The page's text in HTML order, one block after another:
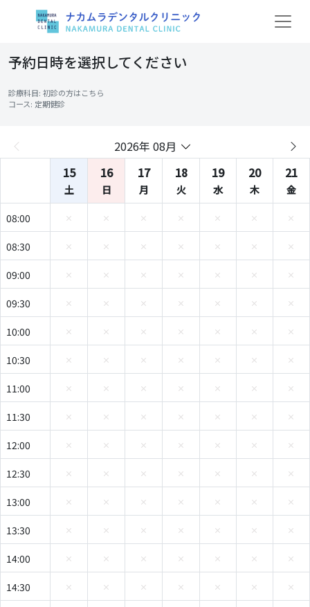
予約日時を選択してください
診療科目: 初診の方はこちら
コース: 定期健診
2026年 08月
15
土
16
日
17
月
18
火
19
水
20
木
21
金
08:00
08:30
09:00
09:30
10:00
10:30
11:00
11:30
12:00
12:30
13:00
13:30
14:00
14:30